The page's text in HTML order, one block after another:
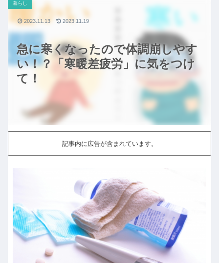
急に寒くなったので体調崩しやす
い！？「寒暖差疲労」に気をつけ
て！
暮らし
2023.11.13 2023.11.19
記事内に広告が含まれています。